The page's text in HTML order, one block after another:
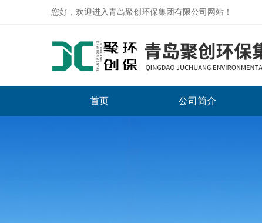
您好，欢迎进入青岛聚创环保集团有限公司网站！
首页 公司简介